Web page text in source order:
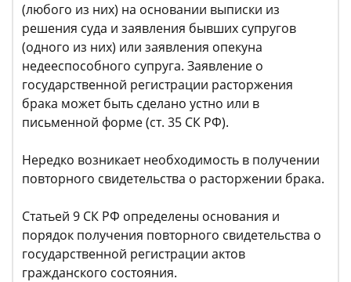
(любого из них) на основании выписки из
решения суда и заявления бывших супругов
(одного из них) или заявления опекуна
недееспособного супруга. Заявление о
государственной регистрации расторжения
брака может быть сделано устно или в
письменной форме (ст. 35 СК РФ).
Нередко возникает необходимость в получении
повторного свидетельства о расторжении брака.
Статьей 9 СК РФ определены основания и
порядок получения повторного свидетельства о
государственной регистрации актов
гражданского состояния.